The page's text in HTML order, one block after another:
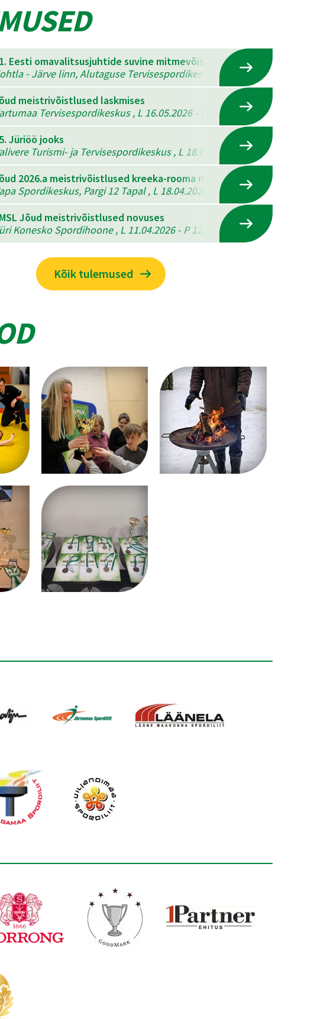
Eesti omavalitsusjuhtide suvine mitmevõistlus
- Järve linn, Alutaguse Tervisespordikeskus , K 22.07.2026 - N
meistrivõistlused laskmises
Tervisespordikeskus , L 16.05.2026 - P 17.05.2026
Jüriöö jooks
Turismi- ja Tervisespordikeskus , L 18.04.2026 - P 19.04.2026
2026.a meistrivõistlused kreeka-rooma maadluses,
Spordikeskus, Pargi 12 Tapal , L 18.04.2026
Jõud meistrivõistlused novuses
Konesko Spordihoone , L 11.04.2026 - P 12.04.2026
Kõik tulemused